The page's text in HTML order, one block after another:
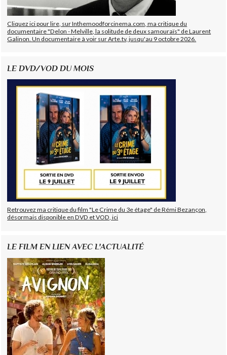
Cliquez ici pour lire, sur Inthemoodforcinema.com, ma critique du
documentaire "Delon - Melville, la solitude de deux samouraïs" de Laurent
Galinon. Un documentaire à voir sur Arte.tv, jusqu'au 9 octobre 2026.
LE DVD/VOD DU MOIS
Retrouvez ma critique du film "Le Crime du 3e étage" de Rémi Bezançon,
désormais disponible en DVD et VOD, ici
LE FILM EN LIEN AVEC L'ACTUALITÉ